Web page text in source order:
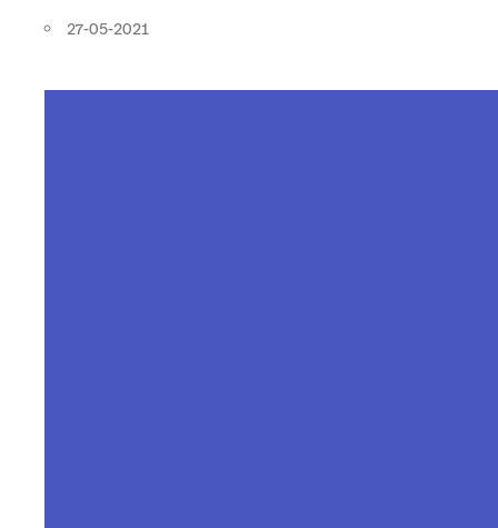
27-05-2021